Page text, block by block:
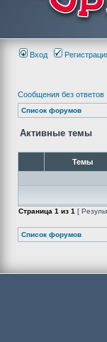
Вход
Сообщения без ответов
Список форумов
Активные темы
Темы
Страница 1 из 1 [
Список форумов